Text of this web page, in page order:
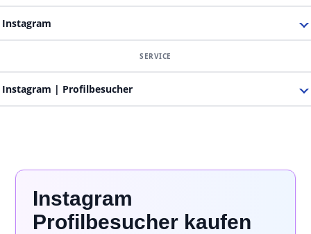
Instagram
Instagram | Profilbesucher
Instagram
Profilbesucher kaufen